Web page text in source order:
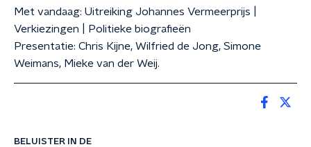
BELUISTER IN DE
Met vandaag: Uitreiking Johannes Vermeerprijs |
Verkiezingen | Politieke biografieën
Presentatie: Chris Kijne, Wilfried de Jong, Simone
Weimans, Mieke van der Weij.